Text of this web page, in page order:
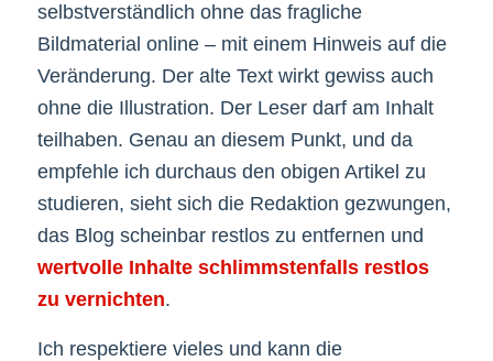
selbstverständlich ohne das fragliche
Bildmaterial online – mit einem Hinweis auf die
Veränderung. Der alte Text wirkt gewiss auch
ohne die Illustration. Der Leser darf am Inhalt
teilhaben. Genau an diesem Punkt, und da
empfehle ich durchaus den obigen Artikel zu
studieren, sieht sich die Redaktion gezwungen,
das Blog scheinbar restlos zu entfernen und
wertvolle Inhalte schlimmstenfalls restlos
zu vernichten.
Ich respektiere vieles und kann die